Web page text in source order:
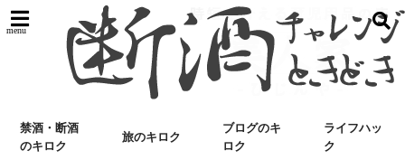
menu
禁酒・断酒
のキロク
旅のキロク
ブログのキ
ロク
ライフハッ
ク